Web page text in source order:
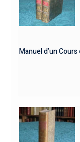
Manuel d’un